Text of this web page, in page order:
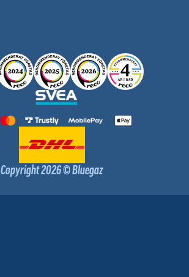
Copyright 2026 © Bluegaz